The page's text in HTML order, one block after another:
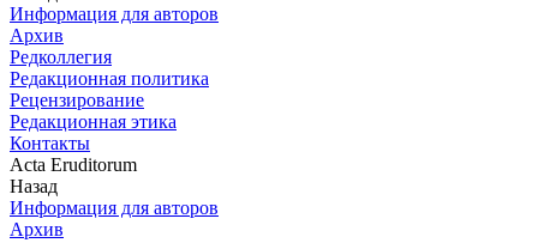
Информация для авторов
Архив
Редколлегия
Редакционная политика
Рецензирование
Редакционная этика
Контакты
Acta Eruditorum
Назад
Информация для авторов
Архив